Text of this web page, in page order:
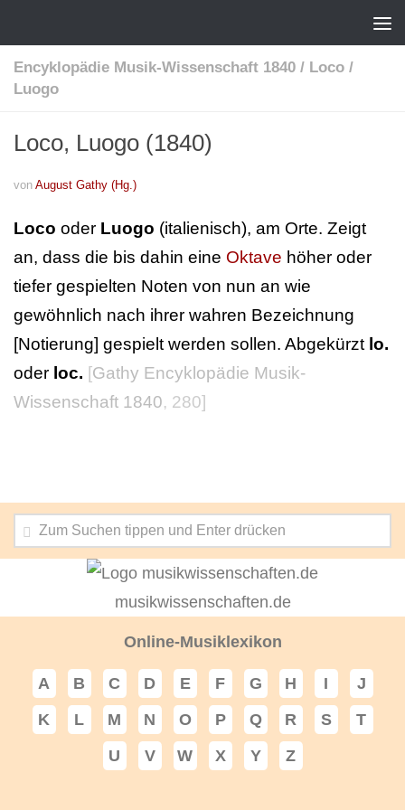
Encyklopädie Musik-Wissenschaft 1840 / Loco /
Luogo
Loco, Luogo (1840)
von August Gathy (Hg.)
Loco oder Luogo (italienisch), am Orte. Zeigt
an, dass die bis dahin eine Oktave höher oder
tiefer gespielten Noten von nun an wie
gewöhnlich nach ihrer wahren Bezeichnung
[Notierung] gespielt werden sollen. Abgekürzt lo.
oder loc. [Gathy Encyklopädie Musik-
Wissenschaft 1840, 280]
musikwissenschaften.de
Online-Musiklexikon
A B C D E F G H I
J
K
L M N O P Q R S
T
U
V W X Y Z